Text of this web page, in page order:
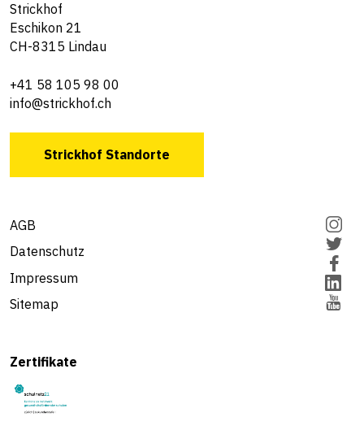
Strickhof
Eschikon 21
CH-8315 Lindau
+41 58 105 98 00
info@strickhof.ch
Strickhof Standorte
AGB
Datenschutz
Impressum
Sitemap
Zertifikate